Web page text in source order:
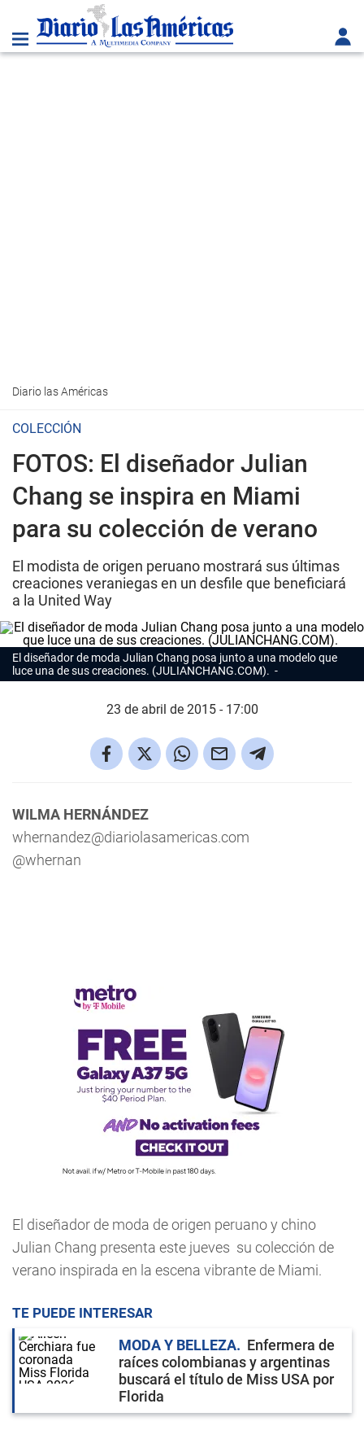
Diario las Américas
COLECCIÓN
FOTOS: El diseñador Julian
Chang se inspira en Miami
para su colección de verano
El modista de origen peruano mostrará sus últimas
creaciones veraniegas en un desfile que beneficiará
a la United Way
El diseñador de moda Julian Chang posa junto a una modelo que
luce una de sus creaciones. (JULIANCHANG.COM).
23 de abril de 2015 - 17:00
WILMA HERNÁNDEZ
whernandez@diariolasamericas.com
@whernan
El diseñador de moda de origen peruano y chino
Julian Chang presenta este jueves su colección de
verano inspirada en la escena vibrante de Miami.
TE PUEDE INTERESAR
MODA Y BELLEZA
Enfermera de
raíces colombianas y argentinas
buscará el título de Miss USA por
Florida